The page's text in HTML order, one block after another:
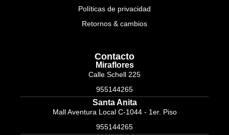
Políticas de privacidad
Retornos & cambios
Contacto
Miraflores
Calle Schell 225
955144265
Santa Anita
Mall Aventura Local C-1044 - 1er. Piso
955144265